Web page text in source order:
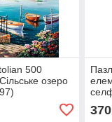
500
озеро
370